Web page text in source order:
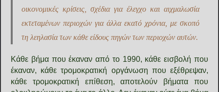
οικονομικές κρίσεις, σχέδια για έλεγχο και αιχμαλωσία
εκτεταμένων περιοχών για άλλα εκατό χρόνια, με σκοπό
τη λεηλασία των κάθε είδους πηγών των περιοχών αυτών.
Κάθε βήμα που έκαναν από το 1990, κάθε εισβολή που
έκαναν, κάθε τρομοκρατική οργάνωση που εξέθρεψαν,
κάθε τρομοκρατική επίθεση, αποτελούν βήματα που